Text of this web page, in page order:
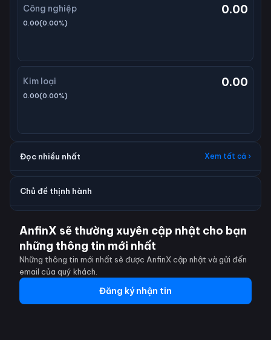
Công nghiệp 0.00
0.00(0.00%)
Kim loại 0.00
0.00(0.00%)
Đọc nhiều nhất Xem tất cả ›
Chủ đề thịnh hành
AnfinX sẽ thường xuyên cập nhật cho bạn
những thông tin mới nhất
Những thông tin mới nhất sẽ được AnfinX cập nhật và gửi đến
email của quý khách.
Đăng ký nhận tin